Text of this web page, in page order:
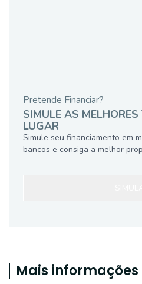
Pretende Financiar?
SIMULE AS
LUGAR
Simule seu financiamento em
bancos e consiga a melhor
Mais informações